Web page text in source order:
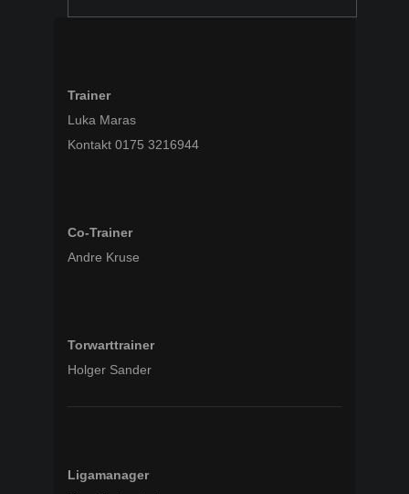
Trainer
Luka Maras
Kontakt 0175 3216944
Co-Trainer
Andre Kruse
Torwarttrainer
Holger Sander
Ligamanager